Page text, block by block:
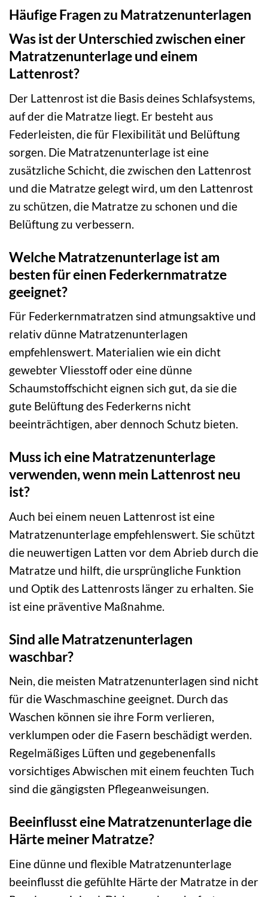
Häufige Fragen zu Matratzenunterlagen
Was ist der Unterschied zwischen einer
Matratzenunterlage und einem
Lattenrost?
Der Lattenrost ist die Basis deines Schlafsystems,
auf der die Matratze liegt. Er besteht aus
Federleisten, die für Flexibilität und Belüftung
sorgen. Die Matratzenunterlage ist eine
zusätzliche Schicht, die zwischen den Lattenrost
und die Matratze gelegt wird, um den Lattenrost
zu schützen, die Matratze zu schonen und die
Belüftung zu verbessern.
Welche Matratzenunterlage ist am
besten für einen Federkernmatratze
geeignet?
Für Federkernmatratzen sind atmungsaktive und
relativ dünne Matratzenunterlagen
empfehlenswert. Materialien wie ein dicht
gewebter Vliesstoff oder eine dünne
Schaumstoffschicht eignen sich gut, da sie die
gute Belüftung des Federkerns nicht
beeinträchtigen, aber dennoch Schutz bieten.
Muss ich eine Matratzenunterlage
verwenden, wenn mein Lattenrost neu
ist?
Auch bei einem neuen Lattenrost ist eine
Matratzenunterlage empfehlenswert. Sie schützt
die neuwertigen Latten vor dem Abrieb durch die
Matratze und hilft, die ursprüngliche Funktion
und Optik des Lattenrosts länger zu erhalten. Sie
ist eine präventive Maßnahme.
Sind alle Matratzenunterlagen
waschbar?
Nein, die meisten Matratzenunterlagen sind nicht
für die Waschmaschine geeignet. Durch das
Waschen können sie ihre Form verlieren,
verklumpen oder die Fasern beschädigt werden.
Regelmäßiges Lüften und gegebenenfalls
vorsichtiges Abwischen mit einem feuchten Tuch
sind die gängigsten Pflegeanweisungen.
Beeinflusst eine Matratzenunterlage die
Härte meiner Matratze?
Eine dünne und flexible Matratzenunterlage
beeinflusst die gefühlte Härte der Matratze in der